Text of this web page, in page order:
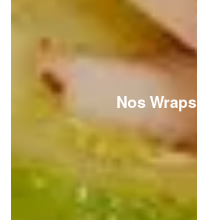
Nos Wraps